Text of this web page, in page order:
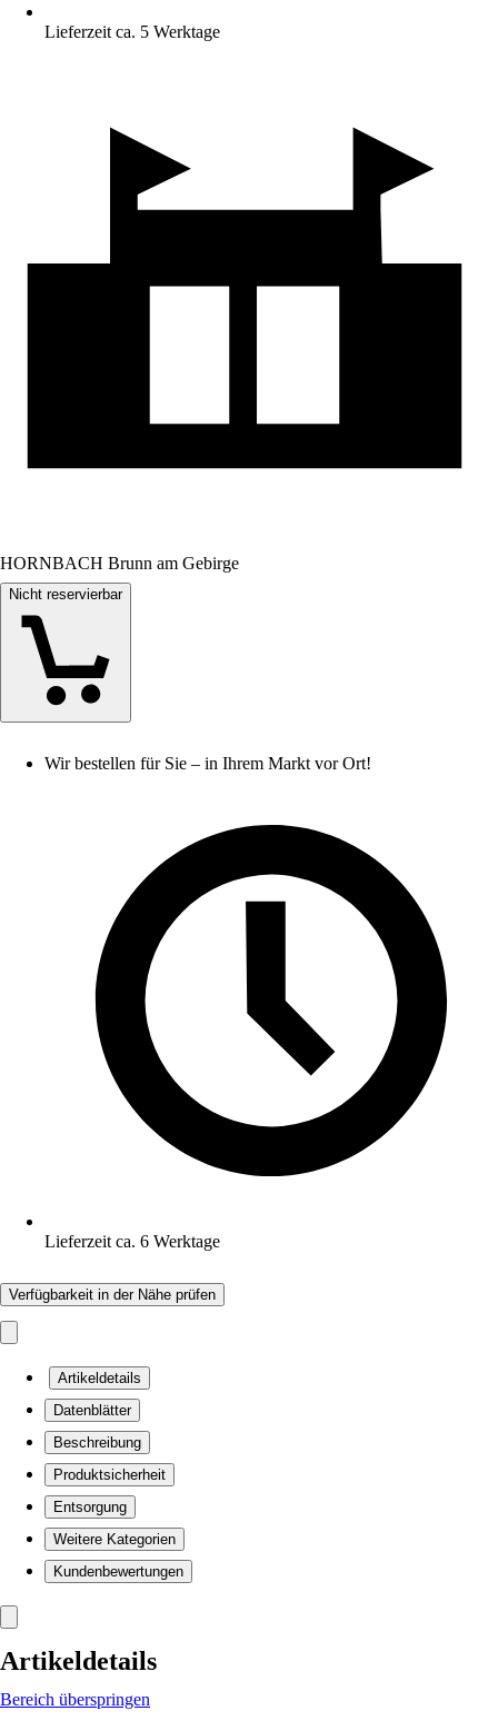
Lieferzeit ca. 5 Werktage
HORNBACH Brunn am Gebirge
Nicht reservierbar
Wir bestellen für Sie – in Ihrem Markt vor Ort!
Lieferzeit ca. 6 Werktage
Verfügbarkeit in der Nähe prüfen
Artikeldetails
Datenblätter
Beschreibung
Produktsicherheit
Entsorgung
Weitere Kategorien
Kundenbewertungen
Artikeldetails
Bereich überspringen